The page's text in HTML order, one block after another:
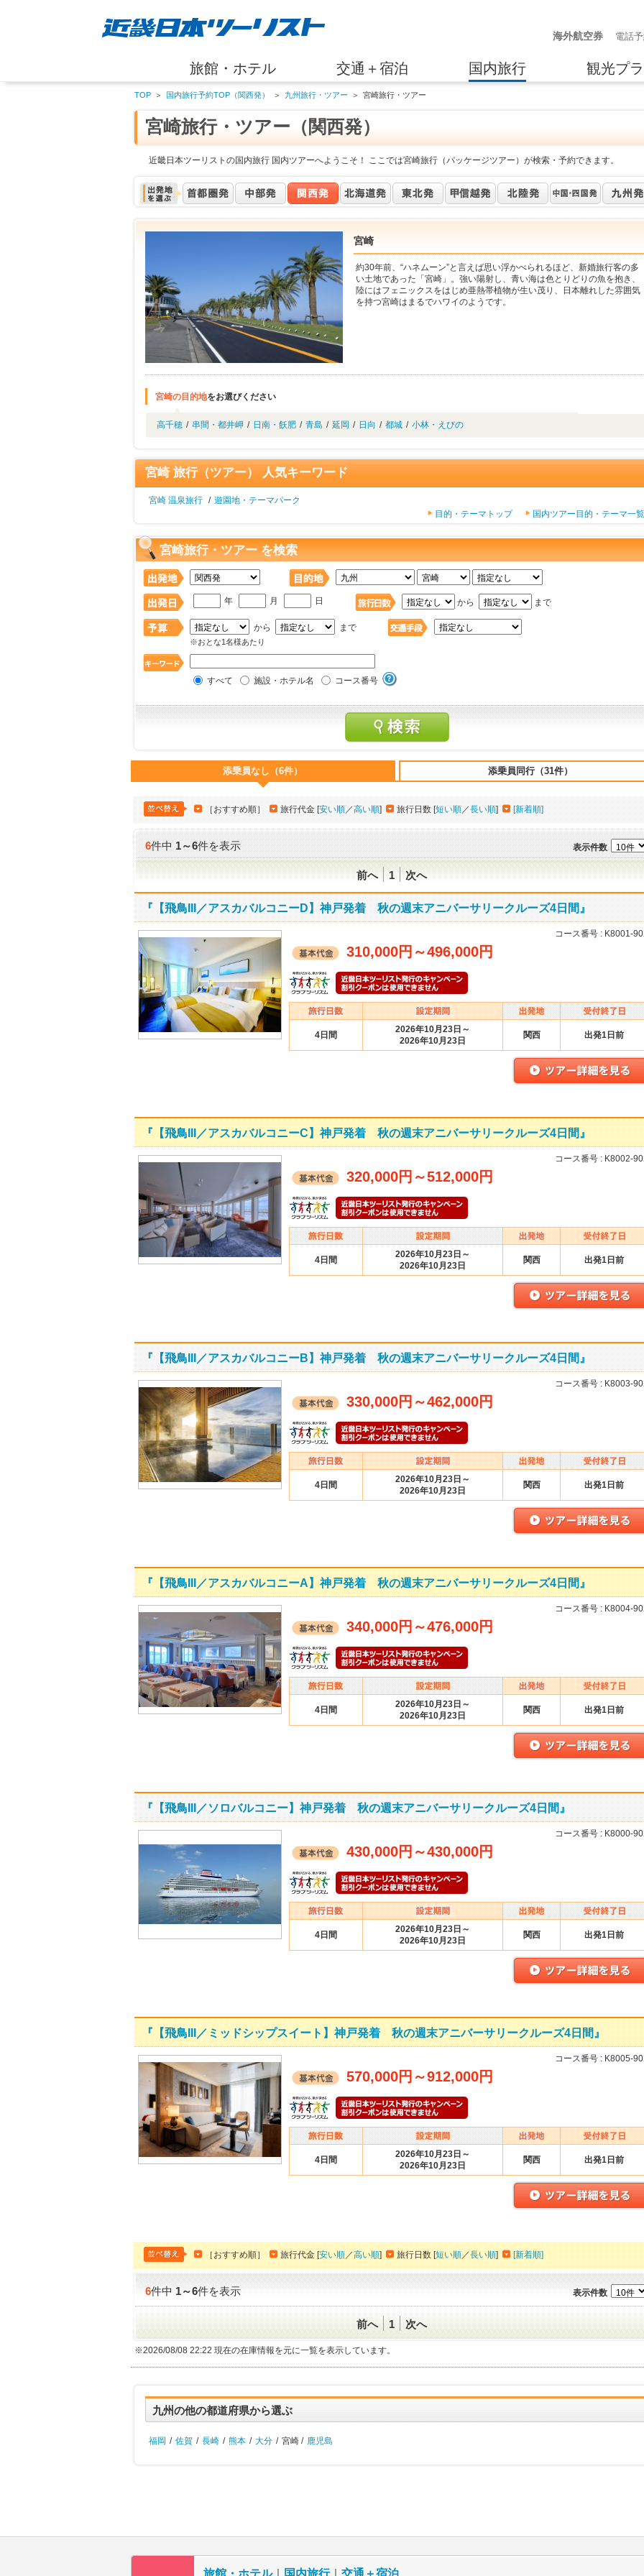
海外航空券 電話
旅館・ホテル 交通＋宿泊 国内旅行 観光プ
TOP ＞ 国内旅行予約TOP（関西発） ＞ 九州旅行・ツアー ＞ 宮崎旅行・ツアー
宮崎旅行・ツアー（関西発）
近畿日本ツーリストの国内旅行 国内ツアーへようこそ！ ここでは宮崎旅行（パッケージツアー）が検索・予約できます。
宮崎
約30年前、“ハネムーン”と言えば思い浮かべられるほど、新婚旅行客の多
い土地であった「宮崎」。強い陽射し、青い海は色とりどりの魚を抱き、
陸にはフェニックスをはじめ亜熱帯植物が生い茂り、日本離れした雰囲気
を持つ宮崎はまるでハワイのようです。
宮崎の目的地をお選びください
高千穂 / 串間・都井岬 / 日南・飫肥 / 青島 / 延岡 / 日向 / 都城 / 小林・えびの
宮崎 旅行（ツアー） 人気キーワード
宮崎 温泉旅行 / 遊園地・テーマパーク
目的・テーマトップ
国内ツアー目的・テーマ一覧
宮崎旅行・ツアー を検索
年 月 日 から まで
から まで
※おとな1名様あたり
すべて 施設・ホテル名 コース番号
添乗員なし（6件） 添乗員同行（31件）
［おすすめ順］ 旅行代金 [安い順／高い順] 旅行日数 [短い順／長い順] [新着順]
6件中1～6件を表示 表示件数
前へ 1 次へ
『【飛鳥III／アスカバルコニーD】神戸発着 秋の週末アニバーサリークルーズ4日間』
コース番号 : K8001-
310,000円 ～496,000円
4日間
2026年10月23日～
2026年10月23日
関西 出発1日前
『【飛鳥III／アスカバルコニーC】神戸発着 秋の週末アニバーサリークルーズ4日間』
コース番号 : K8002-
320,000円 ～512,000円
4日間
2026年10月23日～
2026年10月23日
関西 出発1日前
『【飛鳥III／アスカバルコニーB】神戸発着 秋の週末アニバーサリークルーズ4日間』
コース番号 : K8003-
330,000円 ～462,000円
4日間
2026年10月23日～
2026年10月23日
関西 出発1日前
『【飛鳥III／アスカバルコニーA】神戸発着 秋の週末アニバーサリークルーズ4日間』
コース番号 : K8004-
340,000円 ～476,000円
4日間
2026年10月23日～
2026年10月23日
関西 出発1日前
『【飛鳥III／ソロバルコニー】神戸発着 秋の週末アニバーサリークルーズ4日間』
コース番号 : K8000-
430,000円 ～430,000円
4日間
2026年10月23日～
2026年10月23日
関西 出発1日前
『【飛鳥III／ミッドシップスイート】神戸発着 秋の週末アニバーサリークルーズ4日間』
コース番号 : K8005-
570,000円 ～912,000円
4日間
2026年10月23日～
2026年10月23日
関西 出発1日前
［おすすめ順］ 旅行代金 [安い順／高い順] 旅行日数 [短い順／長い順] [新着順]
6件中1～6件を表示 表示件数
前へ 1 次へ
※2026/08/08 22:22 現在の在庫情報を元に一覧を表示しています。
九州の他の都道府県から選ぶ
福岡 / 佐賀 / 長崎 / 熊本 / 大分 / 宮崎 / 鹿児島
旅館・ホテル｜ 国内旅行｜ 交通＋宿泊